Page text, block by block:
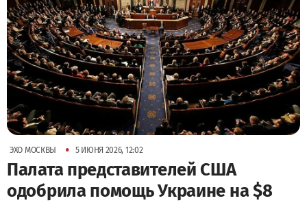
ЭХО МОСКВЫ • 5 ИЮНЯ 2026, 12:02
Палата представителей США
одобрила помощь Украине на $8